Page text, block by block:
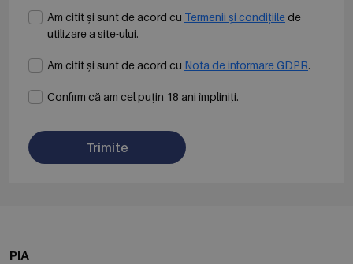
Am citit și sunt de acord cu Termenii și condițiilede
utilizare a site-ului.
Am citit și sunt de acord cu Nota de informare GDPR.
Confirm că am cel puțin 18 ani împliniți.
Trimite
PIA